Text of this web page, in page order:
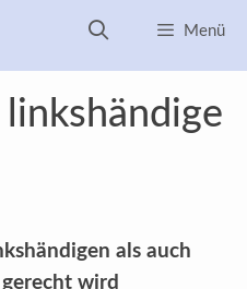
Menü
als auch
wird